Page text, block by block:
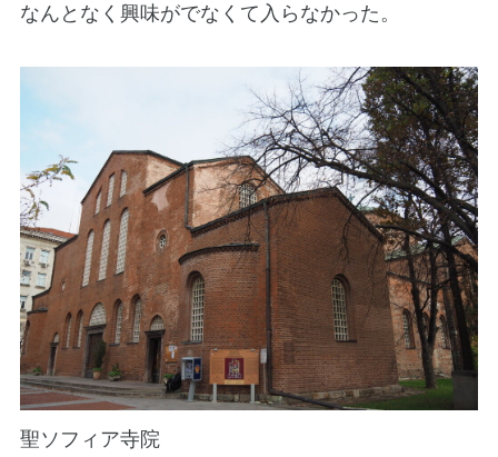
なんとなく興味がでなくて入らなかった。
聖ソフィア寺院